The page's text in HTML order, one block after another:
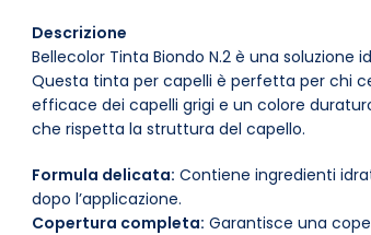
Descrizione
Bellecolor Tinta Biondo N.2 è una
Questa tinta per capelli è perfetta per chi
efficace dei capelli grigi e un colore
che rispetta la struttura del capello.
Formula delicata: Contiene ingredienti
dopo l’applicazione.
Copertura completa: Garantisce una